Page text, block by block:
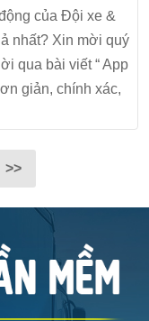
của Đội xe &
nhất? Xin mời quý
qua bài viết “ App
giản, chính xác,
>>